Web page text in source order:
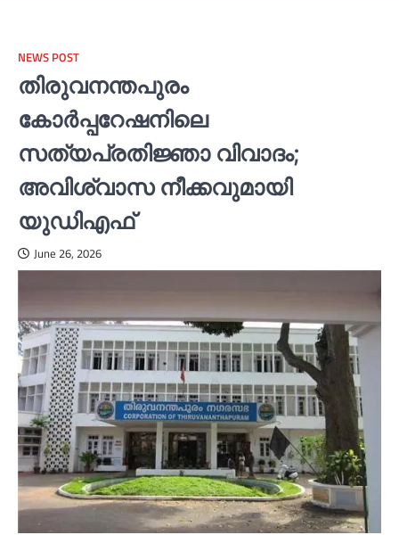
NEWS POST
തിരുവനന്തപുരം
കോര്‍പ്പറേഷനിലെ
സത്യപ്രതിജ്ഞാ വിവാദം;
അവിശ്വാസ നീക്കവുമായി
യുഡിഎഫ്
June 26, 2026